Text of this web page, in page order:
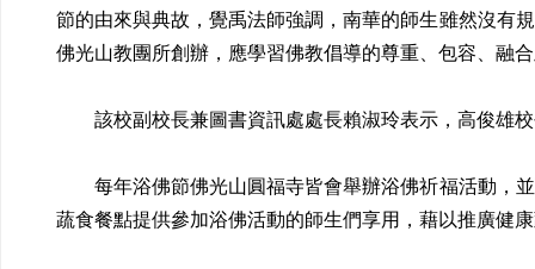
節的由來與典故，覺禹法師強調，南華的師生雖然沒有
佛光山教團所創辦，應學習佛教倡導的尊重、包容、融
該校副校長兼圖書資訊處處長賴淑玲表示，高俊雄校
每年浴佛節佛光山圓福寺皆會舉辦浴佛祈福活動，並
蔬食餐點提供參加浴佛活動的師生們享用，藉以推廣健